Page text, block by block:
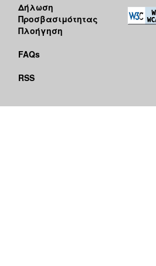
Δήλωση
Προσβασιμότητας
Πλοήγηση
FAQs
RSS